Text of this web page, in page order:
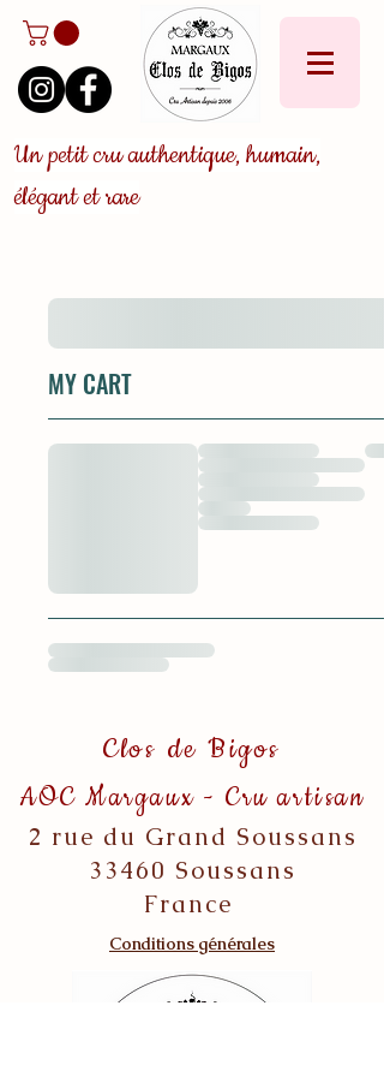
Un petit cru authentique, humain,
élégant et rare
MY CART
Clos de Bigos
AOC Margaux - Cru artisan
2 rue du Grand Soussans
33460 Soussans
France
Conditions générales